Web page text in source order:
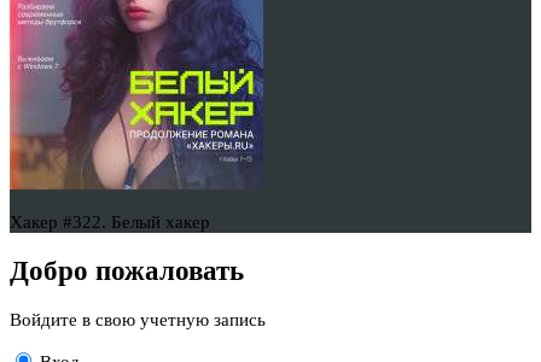
Хакер #322. Белый хакер
Добро пожаловать
Войдите в свою учетную запись